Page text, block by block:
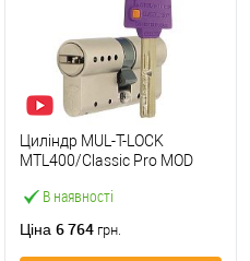
В наявності
Циліндр MUL-T-LOCK
MTL400/Classic Pro MOD
нікель сатин
Ціна 6 764 грн.